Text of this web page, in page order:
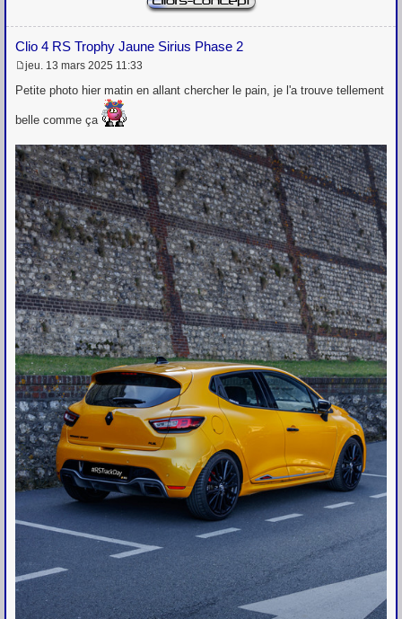
Clio 4 RS Trophy Jaune Sirius Phase 2
M
e
s
a
e
jeu. 13 mars 2025 11:33
Petite photo hier matin en allant chercher le pain, je l'a trouve tellement
belle comme ça